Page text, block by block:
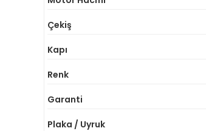
Çekiş
Kapı
Renk
Garanti
Plaka / Uyruk